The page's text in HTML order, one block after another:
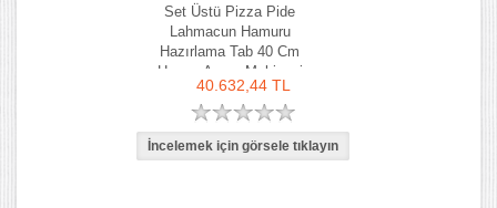
Set Üstü Pizza Pide
Lahmacun Hamuru
Hazırlama Tab 40 Cm
Hamur Açma Makinesi
40.632,44 TL